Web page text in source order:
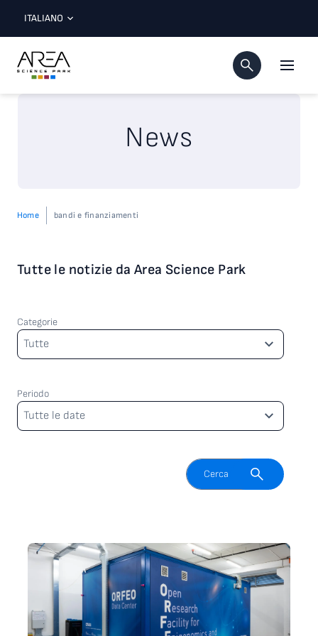
ITALIANO
News
Home bandi e finanziamenti
Tutte le notizie da Area Science Park
Categorie
Categorie
Tutte
Periodo
Periodo
Tutte le date
Attiva il campo di ricerca